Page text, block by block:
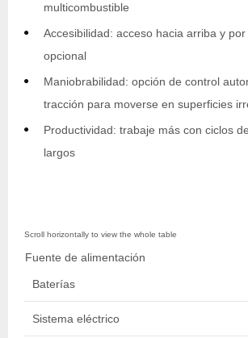
multicombustible
Accesibilidad: acceso hacia arriba y
opcional
Maniobrabilidad: opción de control
tracción para moverse en superficies
Productividad: trabaje más con ciclos
largos
Fuente de alimentación
Baterías
Sistema eléctrico